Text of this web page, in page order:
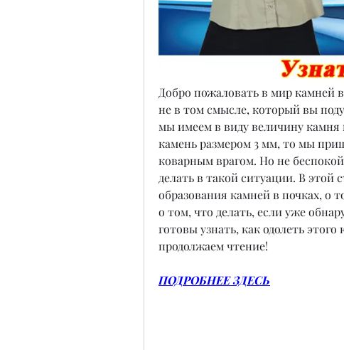
Добро пожаловать в мир камней
не в том смысле, который вы
мы имеем в виду величину
камень размером 3 мм, то мы
коварным врагом. Но не
делать в такой ситуации. В этой
образования камней в почках, о
о том, что делать, если уже
готовы узнать, как одолеть
продолжаем чтение!
ПОДРОБНЕЕ ЗДЕСЬ